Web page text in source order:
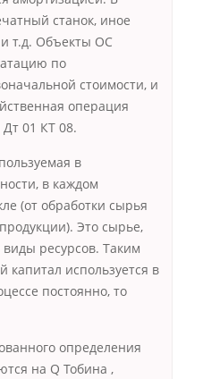
станок, иное
т.д. Объекты ОС
по
стоимости, и
операция
01 КТ 08.
в
в каждом
(от обработки сырья
Это сырье,
ресурсов. Таким
капитал используется в
постоянно, то
определения
на Q Тобина ,